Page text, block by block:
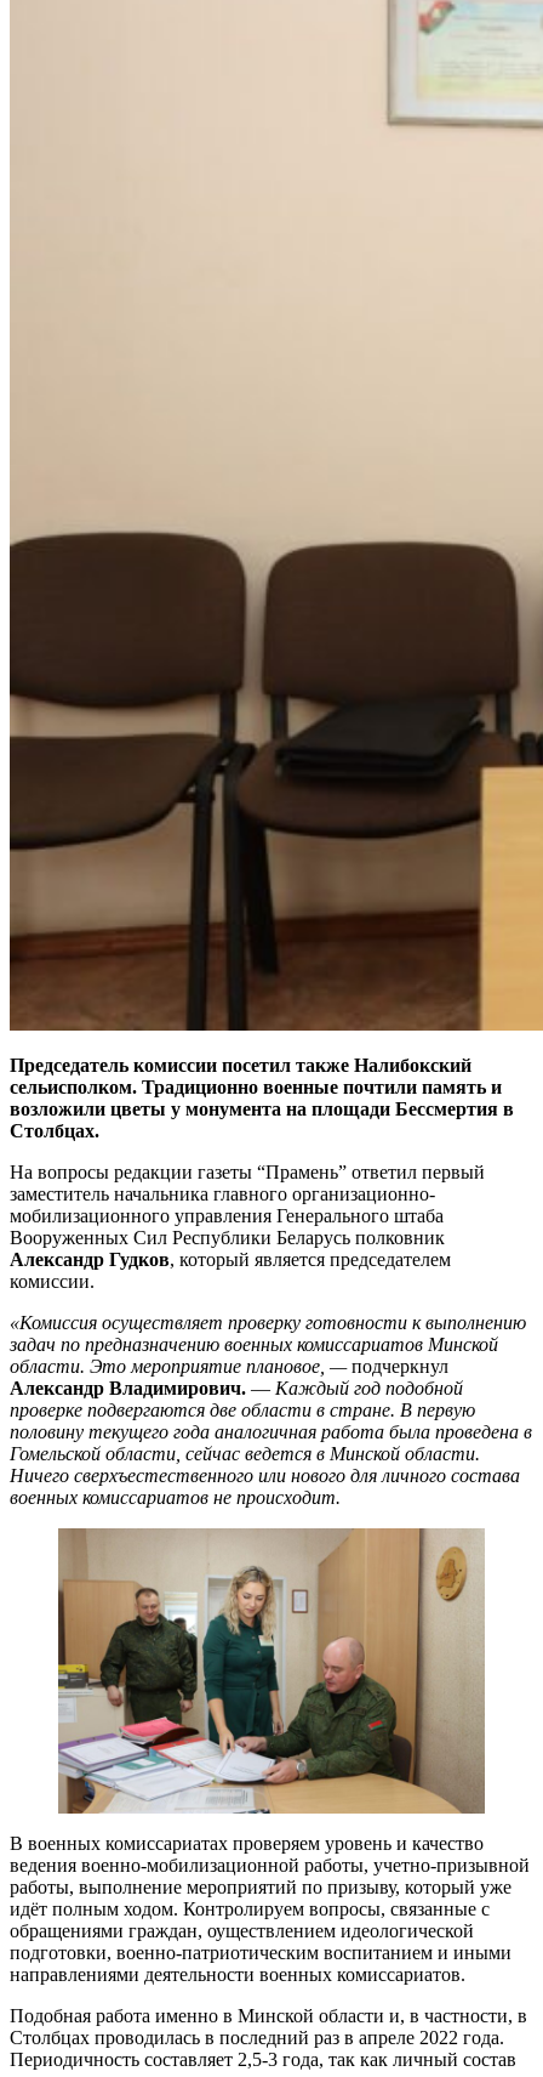
Председатель комиссии посетил также Налибокский
сельисполком. Традиционно военные почтили память и
возложили цветы у монумента на площади Бессмертия в
Столбцах.
На вопросы редакции газеты “Прамень” ответил первый
заместитель начальника главного организационно-
мобилизационного управления Генерального штаба
Вооруженных Сил Республики Беларусь полковник
Александр Гудков, который является председателем
комиссии.
«Комиссия осуществляет проверку готовности к выполнению
задач по предназначению военных комиссариатов Минской
области. Это мероприятие плановое, —подчеркнул
Александр Владимирович. — Каждый год подобной
проверке подвергаются две области в стране. В первую
половину текущего года аналогичная работа была проведена в
Гомельской области, сейчас ведется в Минской области.
Ничего сверхъестественного или нового для личного состава
военных комиссариатов не происходит.
В военных комиссариатах проверяем уровень и качество
ведения военно-мобилизационной работы, учетно-призывной
работы, выполнение мероприятий по призыву, который уже
идёт полным ходом. Контролируем вопросы, связанные с
обращениями граждан, оуществлением идеологической
подготовки, военно-патриотическим воспитанием и иными
направлениями деятельности военных комиссариатов.
Подобная работа именно в Минской области и, в частности, в
Столбцах проводилась в последний раз в апреле 2022 года.
Периодичность составляет 2,5-3 года, так как личный состав